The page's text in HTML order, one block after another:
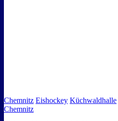
Chemnitz Eishockey Küchwaldhalle
Chemnitz